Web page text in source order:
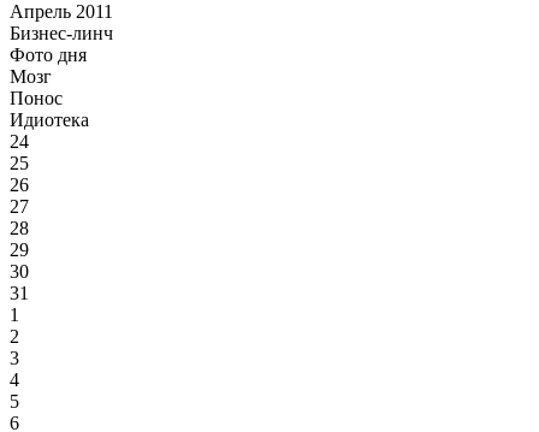
Апрель 2011
Бизнес-линч
Фото дня
Мозг
Понос
Идиотека
24
25
26
27
28
29
30
31
1
2
3
4
5
6